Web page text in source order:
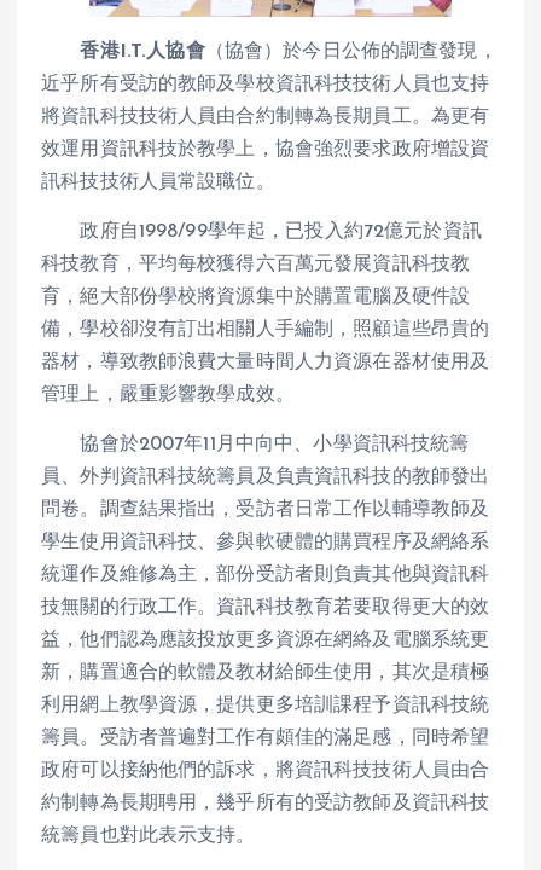
香港I.T.人協會（協會）於今日公佈的調查發現，
近乎所有受訪的教師及學校資訊科技技術人員也支持
將資訊科技技術人員由合約制轉為長期員工。為更有
效運用資訊科技於教學上，協會強烈要求政府增設資
訊科技技術人員常設職位。
政府自1998/99學年起，已投入約72億元於資訊
科技教育，平均每校獲得六百萬元發展資訊科技教
育，絕大部份學校將資源集中於購置電腦及硬件設
備，學校卻沒有訂出相關人手編制，照顧這些昂貴的
器材，導致教師浪費大量時間人力資源在器材使用及
管理上，嚴重影響教學成效。
協會於2007年11月中向中、小學資訊科技統籌
員、外判資訊科技統籌員及負責資訊科技的教師發出
問卷。調查結果指出，受訪者日常工作以輔導教師及
學生使用資訊科技、參與軟硬體的購買程序及網絡系
統運作及維修為主，部份受訪者則負責其他與資訊科
技無關的行政工作。資訊科技教育若要取得更大的效
益，他們認為應該投放更多資源在網絡及電腦系統更
新，購置適合的軟體及教材給師生使用，其次是積極
利用網上教學資源，提供更多培訓課程予資訊科技統
籌員。受訪者普遍對工作有頗佳的滿足感，同時希望
政府可以接納他們的訴求，將資訊科技技術人員由合
約制轉為長期聘用，幾乎所有的受訪教師及資訊科技
統籌員也對此表示支持。